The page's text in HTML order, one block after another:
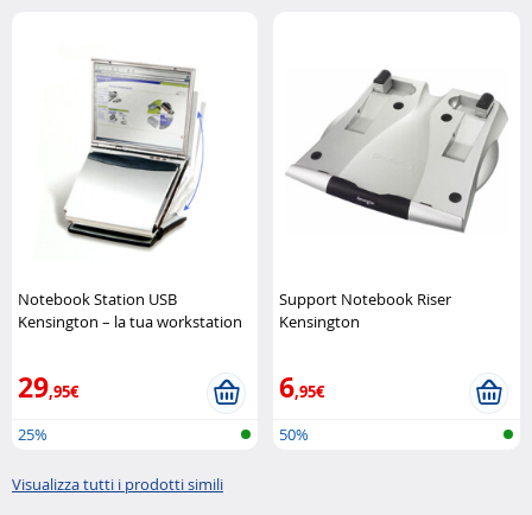
Notebook Station USB
Kensington – la tua workstation
29,95€
25%
Support Notebook Riser
Kensington
6,95€
50%
Visualizza tutti i prodotti simili